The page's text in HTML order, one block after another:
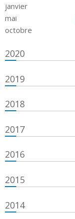
janvier
mai
octobre
2020
2019
2018
2017
2016
2015
2014